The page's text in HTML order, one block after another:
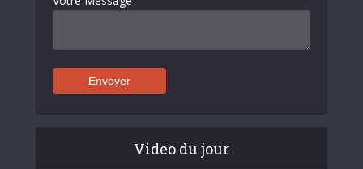
Video du jour